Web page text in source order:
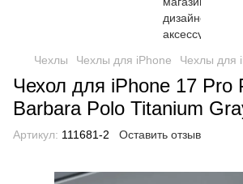
Чехлы Чехлы для iPhone Чехлы для
Чехол для iPhone 17 Pro
Barbara Polo Titanium
Артикул: 111681-2 Оставить отзыв